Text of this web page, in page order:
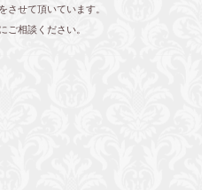
させて頂いています。
相談ください。